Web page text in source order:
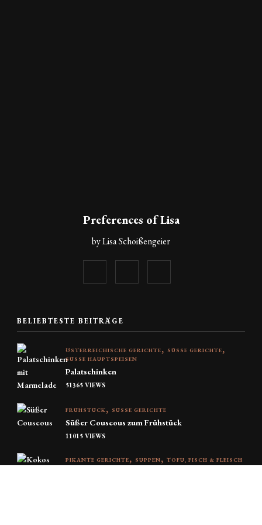
Preferences of Lisa
by Lisa Schoißengeier
BELIEBTESTE BEITRÄGE
ÖSTERREICHISCHE GERICHTE
SÜSSE GERICHTE
SÜSSE HAUPTSPEISEN
Palatschinken
51365 VIEWS
FRÜHSTÜCK SÜSSE GERICHTE
Süßer Couscous zum Frühstück
11015 VIEWS
PIKANTE GERICHTE SUPPEN TOFU, FISCH & FLEISCH